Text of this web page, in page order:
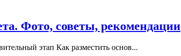
Фото, советы, рекомендации
этап Как разместить основ...